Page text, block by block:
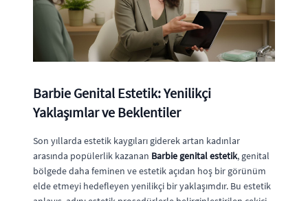
Barbie Genital Estetik: Yenilikçi
Yaklaşımlar ve Beklentiler
Son yıllarda estetik kaygıları giderek artan kadınlar
arasında popülerlik kazanan Barbie genital estetik, genital
bölgede daha feminen ve estetik açıdan hoş bir görünüm
elde etmeyi hedefleyen yenilikçi bir yaklaşımdır. Bu estetik